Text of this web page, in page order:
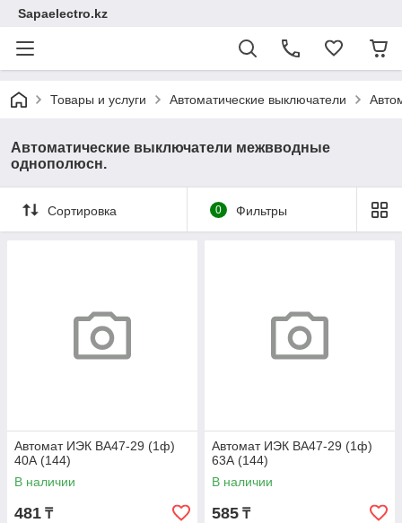
Sapaelectro.kz
Товары и услуги Автоматические выключатели
Автоматические выключатели межвводные
однополюсн.
Сортировка 0 Фильтры
Автомат ИЭК ВА47-29 (1ф)
40А (144)
В наличии
481 ₸
Автомат ИЭК ВА47-29 (1ф)
63А (144)
В наличии
585 ₸